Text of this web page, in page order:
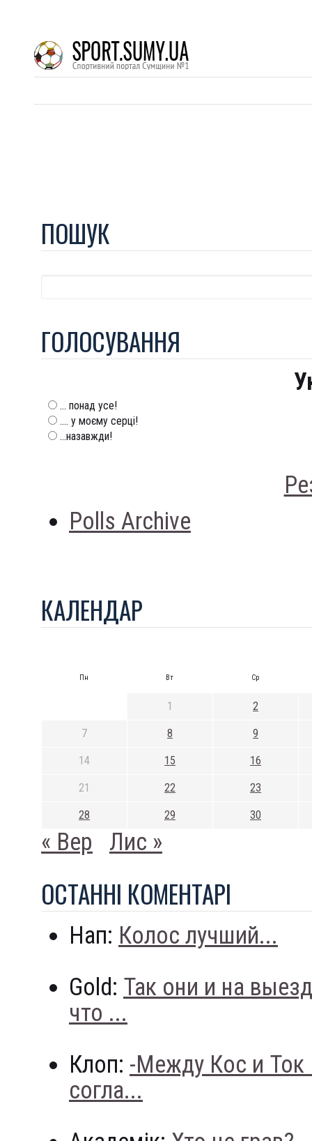
ПОШУК
ГОЛОСУВАННЯ
... понад усе!
.... у моєму серці!
...назавжди!
Polls Archive
КАЛЕНДАР
Пн Вт Ср
1 2
7 8 9
14 15 16
21 22 23
28 29 30
« Вер Лис »
ОСТАННI КОМЕНТАРI
Нап: Колос лучший...
Gold: Так они и на
что ...
Клоп: -Между Кос и
согла...